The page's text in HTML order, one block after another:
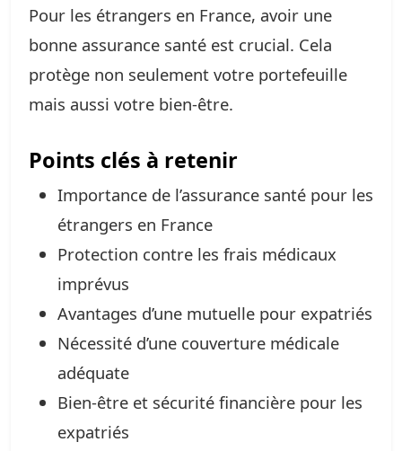
Pour les étrangers en France, avoir une
bonne assurance santé est crucial. Cela
protège non seulement votre portefeuille
mais aussi votre bien-être.
Points clés à retenir
Importance de l’assurance santé pour les
étrangers en France
Protection contre les frais médicaux
imprévus
Avantages d’une mutuelle pour expatriés
Nécessité d’une couverture médicale
adéquate
Bien-être et sécurité financière pour les
expatriés